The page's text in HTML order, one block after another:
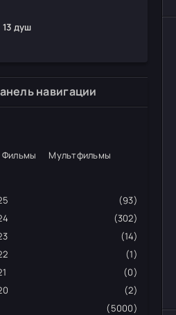
13 душ
навигации
Фильмы
Мультфильмы
(93)
(302)
(14)
(1)
(0)
(2)
(5000)